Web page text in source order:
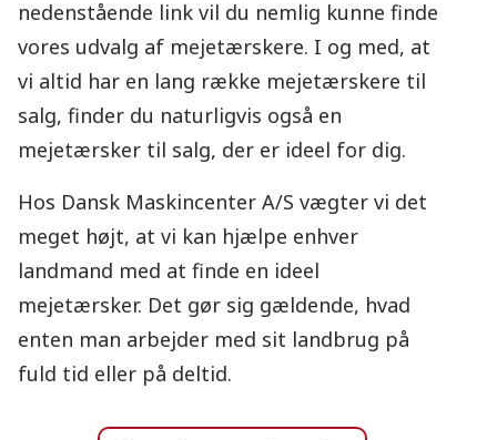
nedenstående link vil du nemlig kunne finde
vores udvalg af mejetærskere. I og med, at
vi altid har en lang række mejetærskere til
salg, finder du naturligvis også en
mejetærsker til salg, der er ideel for dig.
Hos Dansk Maskincenter A/S vægter vi det
meget højt, at vi kan hjælpe enhver
landmand med at finde en ideel
mejetærsker. Det gør sig gældende, hvad
enten man arbejder med sit landbrug på
fuld tid eller på deltid.